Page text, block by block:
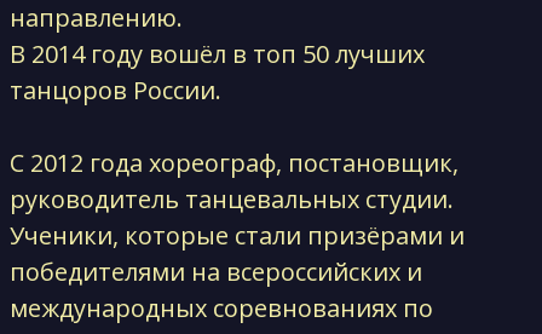
направлению.
В 2014 году вошёл в топ 50 лучших
танцоров России.
С 2012 года хореограф, постановщик,
руководитель танцевальных студии.
Ученики, которые стали призёрами и
победителями на всероссийских и
международных соревнованиях по